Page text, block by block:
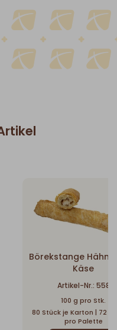
Börekstange
Käse
Artikel-Nr.: 558
100 g pro Stk.
80 Stück je Karton | 72
pro Palette